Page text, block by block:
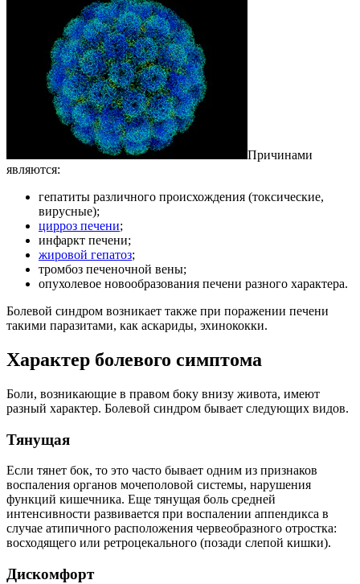
Причинами
являются:
гепатиты различного происхождения (токсические,
вирусные);
цирроз печени;
инфаркт печени;
жировой гепатоз;
тромбоз печеночной вены;
опухолевое новообразования печени разного характера.
Болевой синдром возникает также при поражении печени
такими паразитами, как аскариды, эхинококки.
Характер болевого симптома
Боли, возникающие в правом боку внизу живота, имеют
разный характер. Болевой синдром бывает следующих видов.
Тянущая
Если тянет бок, то это часто бывает одним из признаков
воспаления органов мочеполовой системы, нарушения
функций кишечника. Еще тянущая боль средней
интенсивности развивается при воспалении аппендикса в
случае атипичного расположения червеобразного отростка:
восходящего или ретроцекального (позади слепой кишки).
Дискомфорт